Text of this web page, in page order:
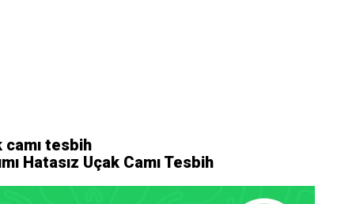
tesbih
Hatasız Uçak Camı Tesbih